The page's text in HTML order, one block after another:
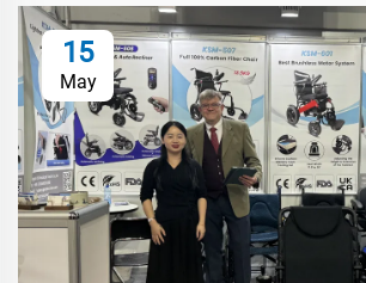
15
May